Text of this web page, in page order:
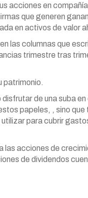
acciones en
que generen
en activos de valor
las columnas que
trimestre tras
patrimonio.
de una suba
papeles, , sino
para cubrir
acciones de
de dividendos